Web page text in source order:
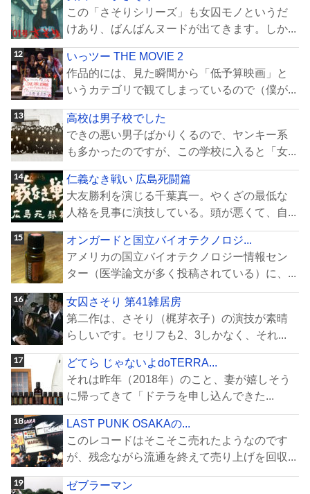
この「さそりシリーズ」も女囚モノというだ
けあり、ばんばんヌードが出てきます。しか...
いっツー THE MOVIE 2
作品的には、見た瞬間から「低予算映画」と
いうカテゴリで観てしまっているので（僕が...
高校は男子校でした
できの悪い男子ばかりくるので、ヤンキー系
も多かったのですが、この学校に入ると「女...
仁義なき戦い 広島死闘篇
大友勝利を演じる千葉真一。やくざの最低な
人格を見事に演技している。頭が悪くて、自...
オンガードと国立バイオテクノロジ...
アメリカの国立バイオテクノロジー情報セン
ター（医学論文が多く投稿されている）に、...
女囚さそり 第41雑居房
第二作は、さそり（梶芽衣子）の演技が素晴
らしいです。セリフも2、3しかなく、それ...
どてら じゃないよdoTERRA...
それは昨年（2018年）のこと、妻が嬉しそう
に帰ってきて「ドテラを申し込んできた...
LAST PUNK OSAKAの...
このレコードはそこそこ売れたようなのです
が、残念ながら流通を終えて売り上げを回収...
ゼブラーマン